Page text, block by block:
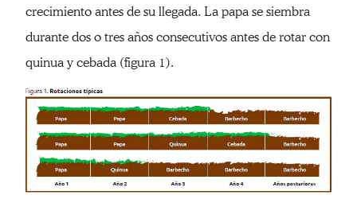
crecimiento antes de su llegada. La papa se siembra
durante dos o tres años consecutivos antes de rotar con
quinua y cebada (figura 1).